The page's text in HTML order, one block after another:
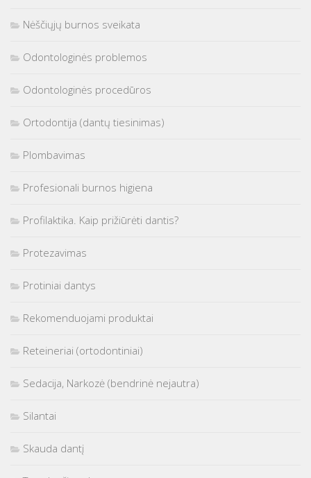
Nėščiųjų burnos sveikata
Odontologinės problemos
Odontologinės procedūros
Ortodontija (dantų tiesinimas)
Plombavimas
Profesionali burnos higiena
Profilaktika. Kaip prižiūrėti dantis?
Protezavimas
Protiniai dantys
Rekomenduojami produktai
Reteineriai (ortodontiniai)
Sedacija, Narkozė (bendrinė nejautra)
Silantai
Skauda dantį